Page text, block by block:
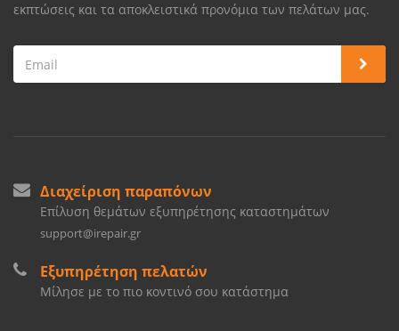
εκπτώσεις και τα αποκλειστικά προνόμια των πελάτων μας.
Διαχείριση παραπόνων
Επίλυση θεμάτων εξυπηρέτησης καταστημάτων
support@irepair.gr
Εξυπηρέτηση πελατών
Μίλησε με το πιο κοντινό σου κατάστημα